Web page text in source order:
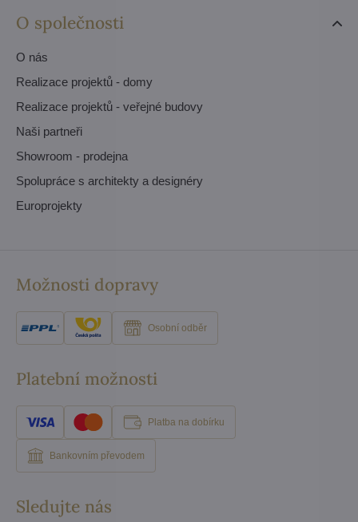
O společnosti
O nás
Realizace projektů - domy
Realizace projektů - veřejné budovy
Naši partneři
Showroom - prodejna
Spolupráce s architekty a designéry
Europrojekty
Možnosti dopravy
Osobní odběr
Platební možnosti
Platba na dobírku
Bankovním převodem
Sledujte nás